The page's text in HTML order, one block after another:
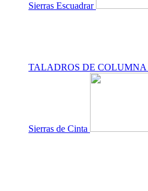
Sierras Escuadrar
TALADROS DE COLUMNA
Sierras de Cinta